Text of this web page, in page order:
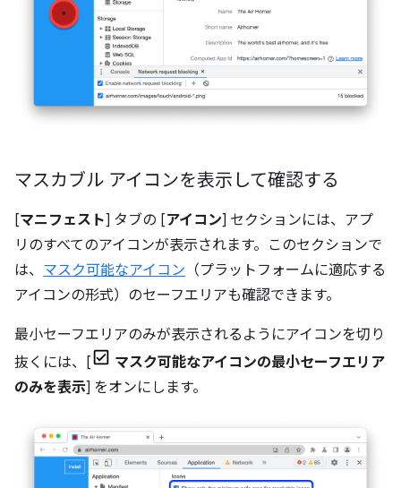
マスカブル アイコンを表示して確認する
[マニフェスト] タブの [アイコン] セクションには、アプ
リのすべてのアイコンが表示されます。このセクションで
は、 マスク可能なアイコン （プラットフォームに適応する
アイコンの形式）のセーフエリアも確認できます。
最小セーフエリアのみが表示されるようにアイコンを切り
抜くには、[
マスク可能なアイコンの最小セーフエリア
のみを表示] をオンにします。